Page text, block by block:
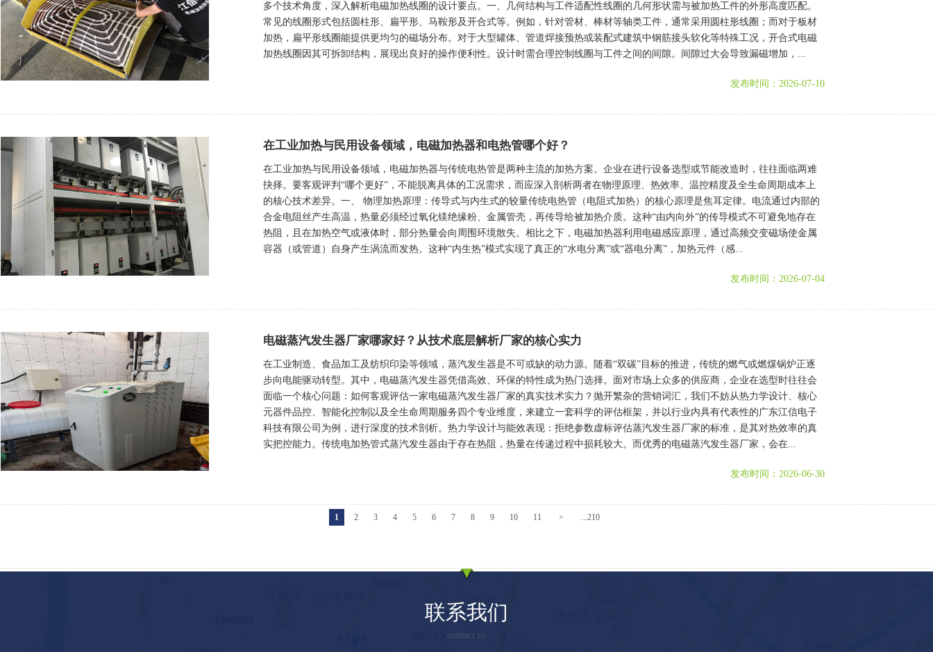
多个技术角度，深入解析电磁加热线圈的设计要点。一、几何结构与工件适配性线圈的几何形状需与被加热工件的外形高度匹配。
常见的线圈形式包括圆柱形、扁平形、马鞍形及开合式等。例如，针对管材、棒材等轴类工件，通常采用圆柱形线圈；而对于板材
加热，扁平形线圈能提供更均匀的磁场分布。对于大型罐体、管道焊接预热或装配式建筑中钢筋接头软化等特殊工况，开合式电磁
加热线圈因其可拆卸结构，展现出良好的操作便利性。设计时需合理控制线圈与工件之间的间隙。间隙过大会导致漏磁增加，...
发布时间：2026-07-10
在工业加热与民用设备领域，电磁加热器和电热管哪个好？
在工业加热与民用设备领域，电磁加热器与传统电热管是两种主流的加热方案。企业在进行设备选型或节能改造时，往往面临两难
抉择。要客观评判“哪个更好”，不能脱离具体的工况需求，而应深入剖析两者在物理原理、热效率、温控精度及全生命周期成本上
的核心技术差异。一、 物理加热原理：传导式与内生式的较量传统电热管（电阻式加热）的核心原理是焦耳定律。电流通过内部的
合金电阻丝产生高温，热量必须经过氧化镁绝缘粉、金属管壳，再传导给被加热介质。这种“由内向外”的传导模式不可避免地存在
热阻，且在加热空气或液体时，部分热量会向周围环境散失。相比之下，电磁加热器利用电磁感应原理，通过高频交变磁场使金属
容器（或管道）自身产生涡流而发热。这种“内生热”模式实现了真正的“水电分离”或“器电分离”，加热元件（感...
发布时间：2026-07-04
电磁蒸汽发生器厂家哪家好？从技术底层解析厂家的核心实力
在工业制造、食品加工及纺织印染等领域，蒸汽发生器是不可或缺的动力源。随着“双碳”目标的推进，传统的燃气或燃煤锅炉正逐
步向电能驱动转型。其中，电磁蒸汽发生器凭借高效、环保的特性成为热门选择。面对市场上众多的供应商，企业在选型时往往会
面临一个核心问题：如何客观评估一家电磁蒸汽发生器厂家的真实技术实力？抛开繁杂的营销词汇，我们不妨从热力学设计、核心
元器件品控、智能化控制以及全生命周期服务四个专业维度，来建立一套科学的评估框架，并以行业内具有代表性的广东江信电子
科技有限公司为例，进行深度的技术剖析。热力学设计与能效表现：拒绝参数虚标评估蒸汽发生器厂家的标准，是其对热效率的真
实把控能力。传统电加热管式蒸汽发生器由于存在热阻，热量在传递过程中损耗较大。而优秀的电磁蒸汽发生器厂家，会在...
发布时间：2026-06-30
1 2 3 4 5 6 7 8 9 10 11 > ...210
联系我们
contact us